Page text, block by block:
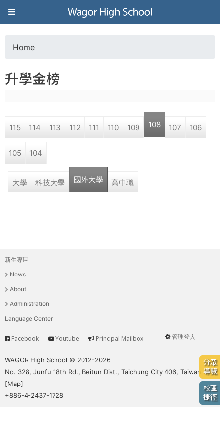
Jump to navigation
葳
格
高
學
培
養
具
國
移
動
的
世
界
公
o
a
r
e
r
e
Home
升學金榜
115 114 113 112 111 110 109 108 107 106
105 104
大學 科技大學 國外大學 高中職
分眾
導覽
校區
捷徑
主
選
單
新生專區
News
About
Administration
Language Center
User
管理登入
Service
Facebook Youtube Principal Mailbox
WAGOR High School © 2012-2026
No. 328, Junfu 18th Rd., Beitun Dist., Taichung City 406, Taiwan
[Map]
+886-4-2437-1728